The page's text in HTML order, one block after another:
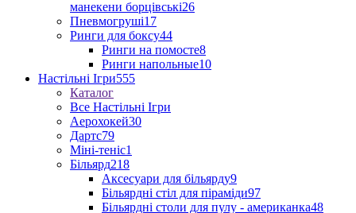
манекени борцівські26
Пневмогруші17
Ринги для боксу44
Ринги на помосте8
Ринги напольные10
Настільні Ігри555
Каталог
Все Настільні Ігри
Аерохокей30
Дартс79
Міні-теніс1
Більярд218
Аксесуари для більярду9
Більярдні стіл для піраміди97
Більярдні столи для пулу - американка48